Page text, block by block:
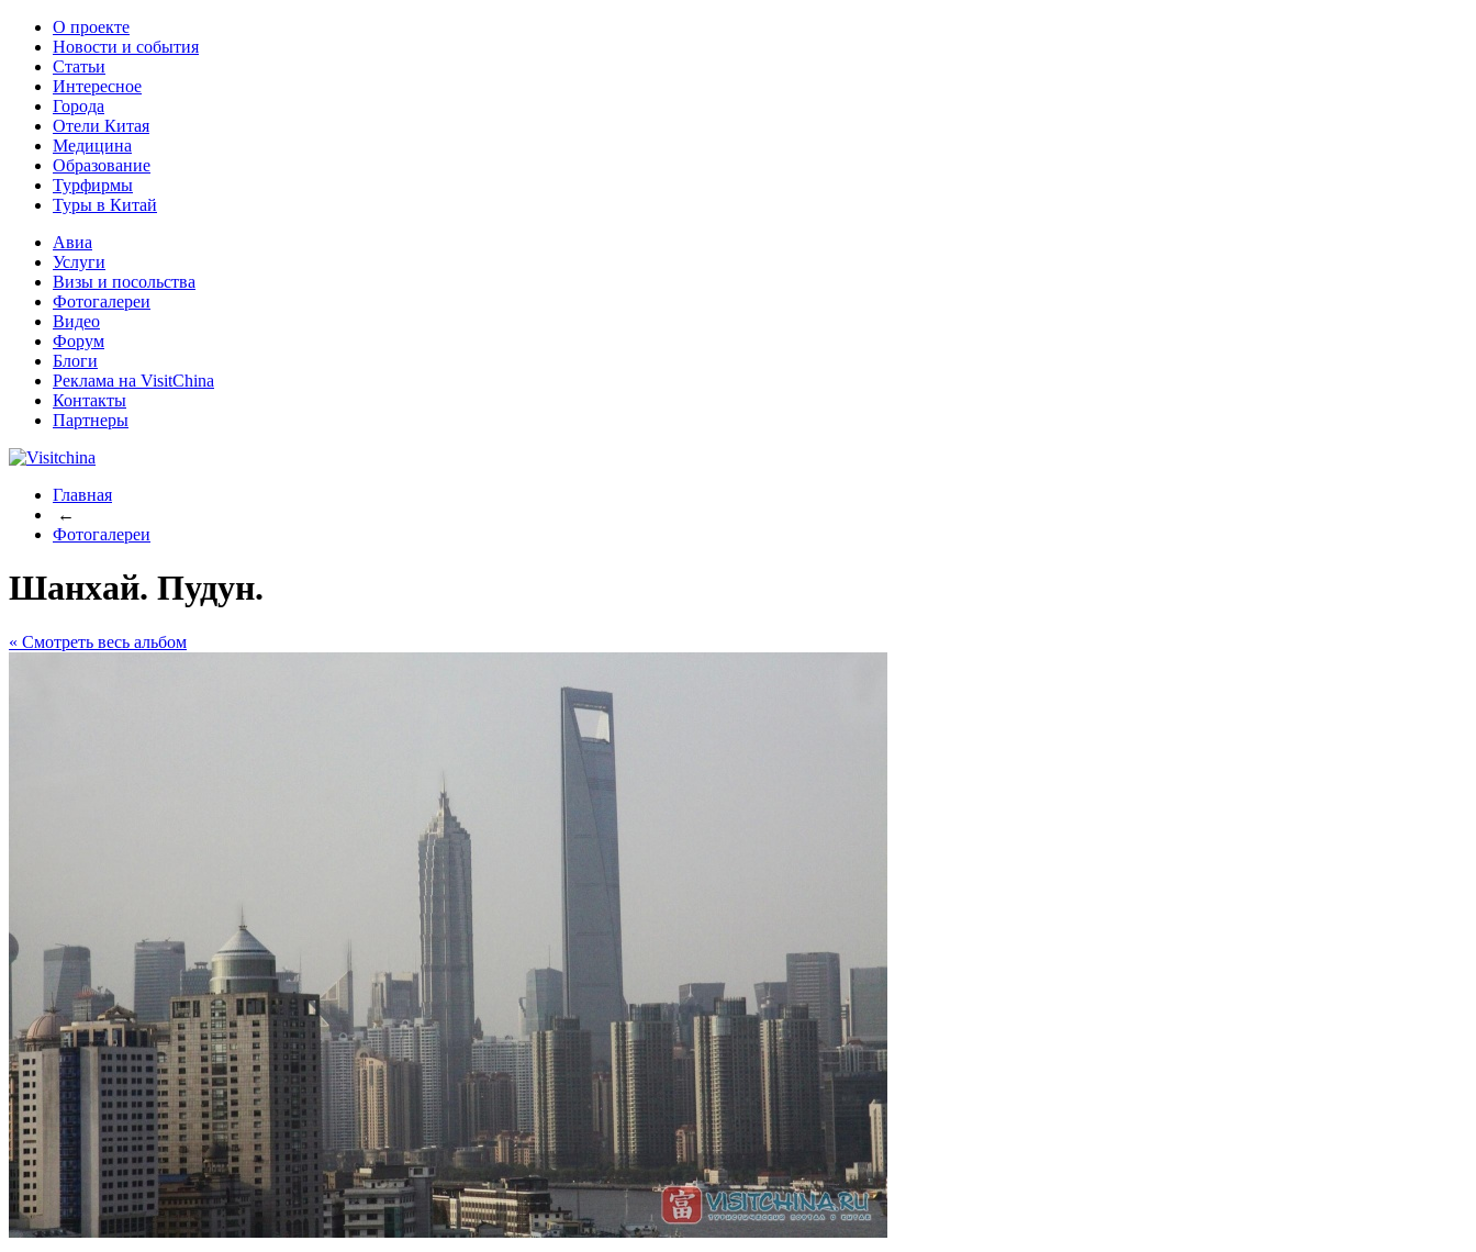
О проекте
Новости и события
Статьи
Интересное
Города
Отели Китая
Медицина
Образование
Турфирмы
Туры в Китай
Авиа
Услуги
Визы и посольства
Фотогалереи
Видео
Форум
Блоги
Реклама на VisitChina
Контакты
Партнеры
Главная
←
Фотогалереи
Шанхай. Пудун.
« Cмотреть весь альбом